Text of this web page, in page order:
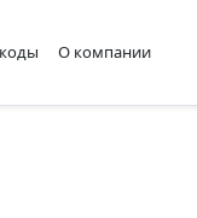
О компании